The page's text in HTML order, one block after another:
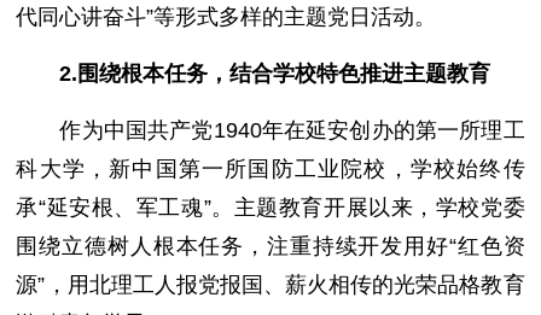
代同心讲奋斗”等形式多样的主题党日活动。
2.围绕根本任务，结合学校特色推进主题教育
作为中国共产党1940年在延安创办的第一所理工
科大学，新中国第一所国防工业院校，学校始终传
承“延安根、军工魂”。主题教育开展以来，学校党委
围绕立德树人根本任务，注重持续开发用好“红色资
源”，用北理工人报党报国、薪火相传的光荣品格教育